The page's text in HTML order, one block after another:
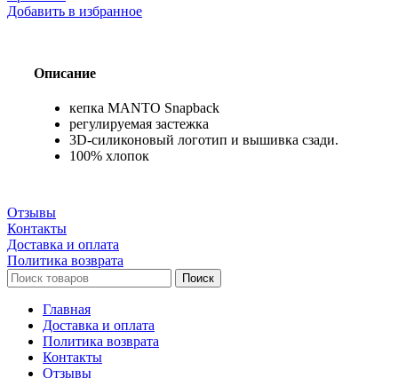
Snapback
MANTO
23
Добавить в избранное
Описание
кепка MANTO Snapback
регулируемая застежка
3D-силиконовый логотип и вышивка сзади.
100% хлопок
Отзывы
Контакты
Доставка и оплата
Политика возврата
Поиск
Главная
Доставка и оплата
Политика возврата
Контакты
Отзывы